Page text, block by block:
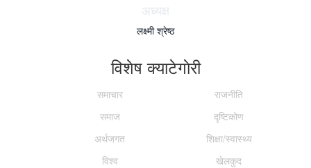
अध्यक्ष
लक्ष्मी श्रेष्ठ
विशेष क्याटेगाेरी
समाचार
राजनीति
समाज
दृष्टिकोण
अर्थजगत
शिक्षा/स्वास्थ्य
विश्व
खेलकुद